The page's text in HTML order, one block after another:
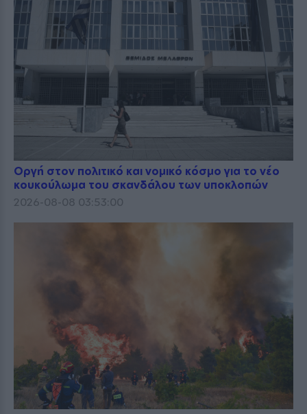
Οργή στον πολιτικό και νομικό κόσμο για το νέο
κουκούλωμα του σκανδάλου των υποκλοπών
2026-08-08 03:53:00